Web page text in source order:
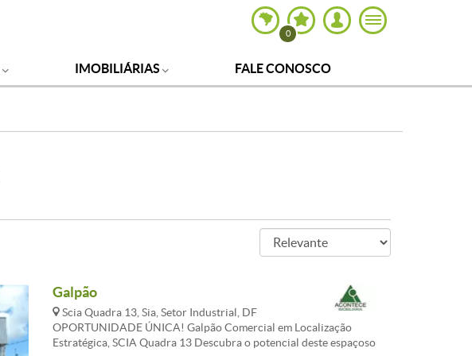
0
IMOBILIÁRIAS FALE CONOSCO
Galpão
Scia Quadra 13, Sia, Setor Industrial, DF
OPORTUNIDADE ÚNICA! Galpão Comercial em Localização
Estratégica, SCIA Quadra 13 Descubra o potencial deste espaçoso